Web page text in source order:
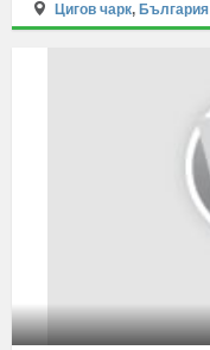
Цигов чарк, България